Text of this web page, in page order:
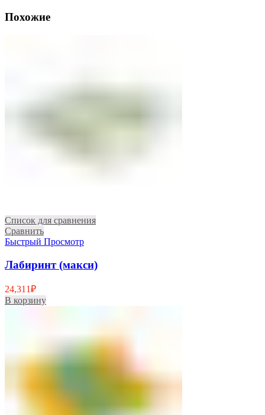
Похожие
Список для сравнения
Сравнить
Быстрый Просмотр
Лабиринт (макси)
24,311₽
В корзину